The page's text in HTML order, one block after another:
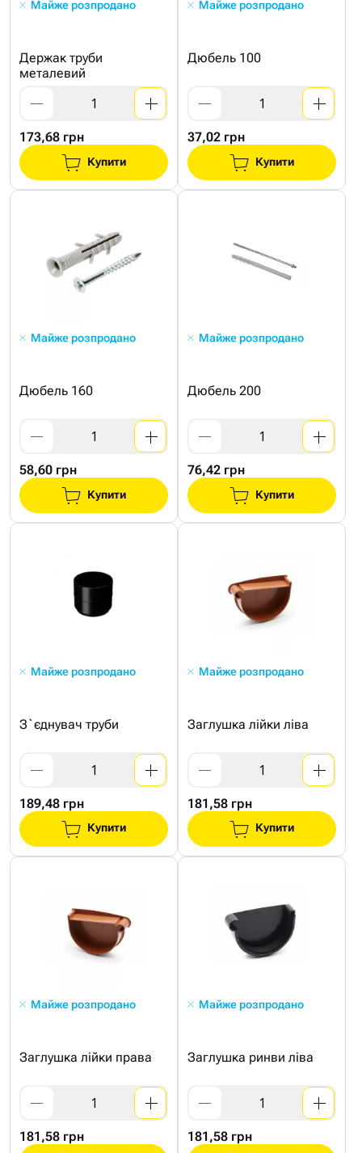
Майже розпродано
Держак труби
металевий
173,68 грн
Купити
Майже розпродано
Дюбель 100
37,02 грн
Купити
Майже розпродано
Дюбель 160
58,60 грн
Купити
Майже розпродано
Дюбель 200
76,42 грн
Купити
Майже розпродано
З`єднувач труби
189,48 грн
Купити
Майже розпродано
Заглушка лійки ліва
181,58 грн
Купити
Майже розпродано
Заглушка лійки права
181,58 грн
Майже розпродано
Заглушка ринви ліва
181,58 грн